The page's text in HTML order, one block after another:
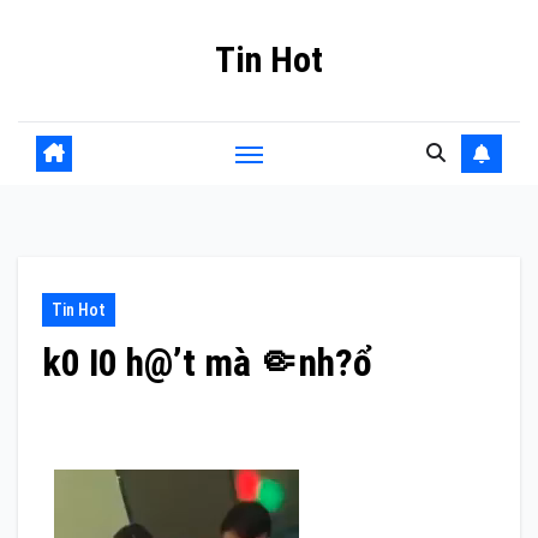
Tin Hot
Tin Hot
k0 I0 h@’t mà 🤏nh?ổ